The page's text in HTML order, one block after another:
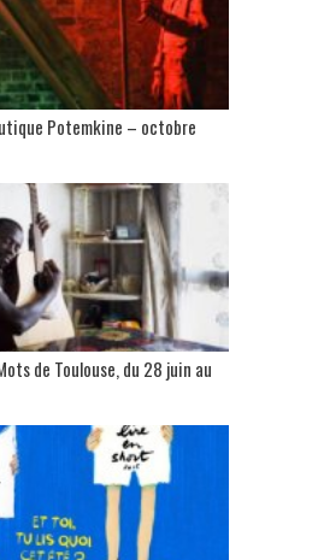
Potemkine – octobre
de Toulouse, du 28 juin au